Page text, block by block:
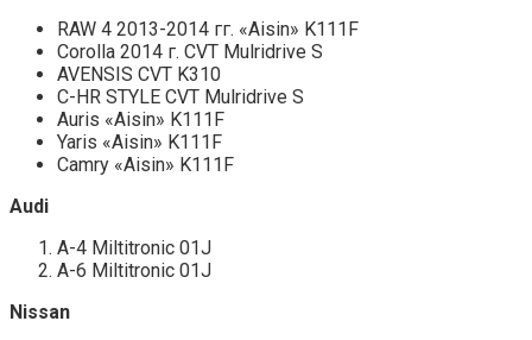
RAW 4 2013-2014 гг. «Aisin» K111F
Corolla 2014 г. CVT Mulridrive S
AVENSIS CVT K310
C-HR STYLE CVT Mulridrive S
Auris «Aisin» K111F
Yaris «Aisin» K111F
Camry «Aisin» K111F
Audi
A-4 Miltitronic 01J
A-6 Miltitronic 01J
Nissan